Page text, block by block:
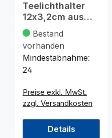
Teelichthalter
12x3,2cm aus
feinstem Glas
Bestand
vorhanden
Mindestabnahme:
24
Preise exkl. MwSt.
zzgl. Versandkosten
Details